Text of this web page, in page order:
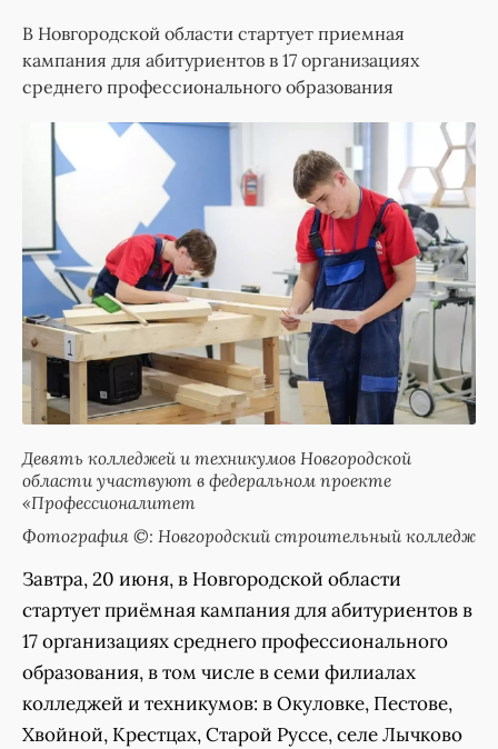
В Новгородской области стартует приемная
кампания для абитуриентов в 17 организациях
среднего профессионального образования
Девять колледжей и техникумов Новгородской
области участвуют в федеральном проекте
«Профессионалитет
Фотография ©: Новгородский строительный колледж
Завтра, 20 июня, в Новгородской области
стартует приёмная кампания для абитуриентов в
17 организациях среднего профессионального
образования, в том числе в семи филиалах
колледжей и техникумов: в Окуловке, Пестове,
Хвойной, Крестцах, Старой Руссе, селе Лычково